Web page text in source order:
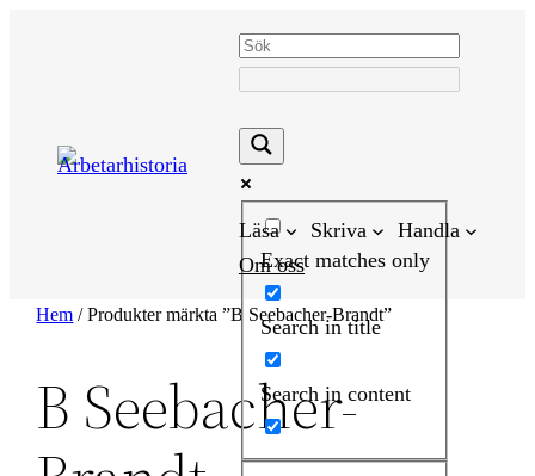
Exact matches only
Search in title
Search in content
Läsa Skriva
Handla
Om oss
Hem / Produkter märkta ”B Seebacher-Brandt”
B Seebacher-